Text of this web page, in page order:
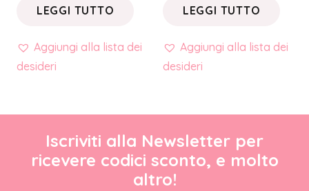
LEGGI TUTTO
Aggiungi alla lista dei
desideri
LEGGI TUTTO
Aggiungi alla lista dei
desideri
Iscriviti alla Newsletter per
ricevere codici sconto, e molto
altro!